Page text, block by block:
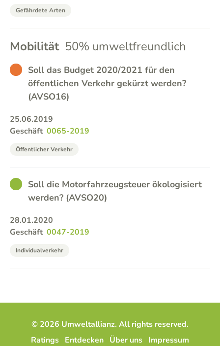
Gefährdete Arten
Mobilität 50% umweltfreundlich
BAD Soll das Budget 2020/2021 für den
öffentlichen Verkehr gekürzt werden?
(AVSO16)
25.06.2019
Geschäft 0065-2019
Öffentlicher Verkehr
GOODSoll die Motorfahrzeugsteuer ökologisiert
werden? (AVSO20)
28.01.2020
Geschäft 0047-2019
Individualverkehr
© 2026 Umweltallianz. All rights reserved.
Ratings Entdecken Über uns Impressum